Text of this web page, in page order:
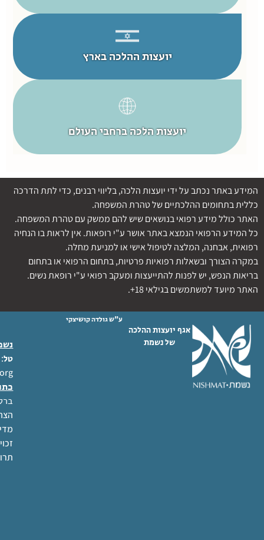
יועצות ההלכה בארץ
יועצות הלכה ברחבי העולם
המידע באתר נכתב על ידי יועצות הלכה, בליווי רבנים, כדי לתת הדרכה
כללית בתחומים ההלכתיים של טהרת המשפחה.
האתר כולל מידע רפואי בנושאים שיש להם ממשק עם טהרת המשפחה.
כל המידע הרפואי הנמצא באתר אושר ע"י רופאות. אין לראות בו הנחיה
רפואית, אבחנה, המלצה לטיפול אישי או למניעת מחלה.
במקרה הצורך ובשאלות רפואיות פרטיות, בתחום הרפואי או בתחום
בריאות הנפש, יש לפנות להתייעצות ומעקב רפואי ע"י רופאת נשים.
האתר מיועד למשתמשים בגילאי 18+.
אגף יועצות ההלכה
של נשמת
ע"ש גולדה קושיצקי
טל: 02-6404333
ברל